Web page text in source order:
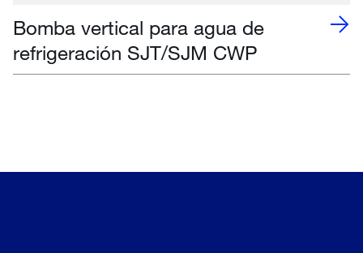
Bomba vertical para agua de
refrigeración SJT/SJM CWP